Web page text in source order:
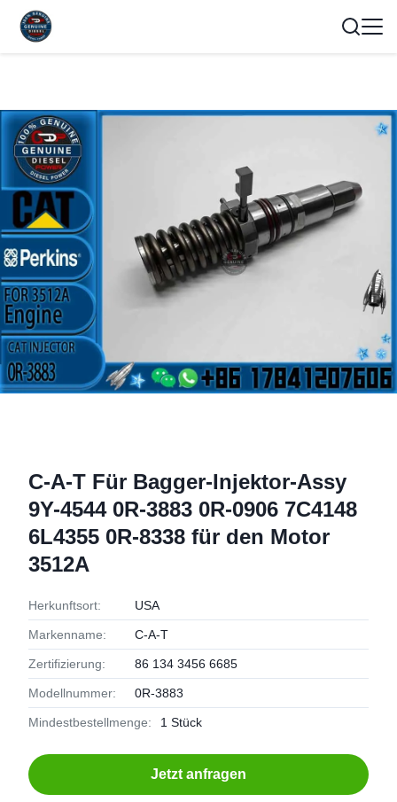
C-A-T Für Bagger-Injektor-Assy
9Y-4544 0R-3883 0R-0906 7C4148
6L4355 0R-8338 für den Motor
3512A
Herkunftsort: USA
Markenname: C-A-T
Zertifizierung: 86 134 3456 6685
Modellnummer: 0R-3883
Mindestbestellmenge: 1 Stück
Jetzt anfragen